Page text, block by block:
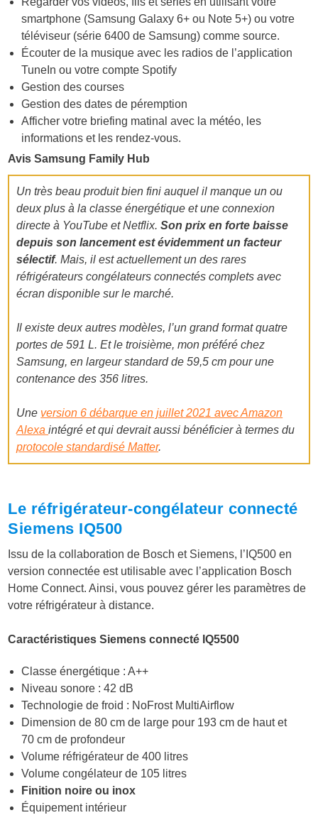
smartphone (Samsung Galaxy 6+ ou Note 5+) ou votre
téléviseur (série 6400 de Samsung) comme source.
Écouter de la musique avec les radios de l’application
TuneIn ou votre compte Spotify
Gestion des courses
Gestion des dates de péremption
Afficher votre briefing matinal avec la météo, les
informations et les rendez-vous.
Avis Samsung Family Hub
Un très beau produit bien fini auquel il manque un ou
deux plus à la classe énergétique et une connexion
directe à YouTube et Netflix.Son prix en forte baisse
depuis son lancement est évidemment un facteur
sélectif. Mais, il est actuellementun des rares
réfrigérateurs congélateurs connectés complets avec
écran disponible sur le marché.
Il existe deux autres modèles, l’un grand format quatre
portes de 591 L.Et le troisième, mon préféré chez
Samsung, en largeur standard de 59,5 cm pour une
contenance des 356 litres.
Une version 6 débarque en juillet 2021 avec Amazon
Alexaintégré et qui devrait aussi bénéficier à termes du
protocole standardisé Matter.
Le réfrigérateur-congélateur connecté
Siemens IQ500
Issu de la collaboration de Bosch et Siemens, l’IQ500 en
version connectée est utilisable avec l’application Bosch
Home Connect. Ainsi, vous pouvez gérer les paramètres de
votre réfrigérateur à distance.
Caractéristiques Siemens connecté IQ5500
Classe énergétique : A++
Niveau sonore : 42 dB
Technologie de froid : NoFrost MultiAirflow
Dimension de 80 cm de large pour 193 cm de haut et
70 cm de profondeur
Volume réfrigérateur de 400 litres
Volume congélateur de 105 litres
Finition noire ou inox
Équipement intérieur